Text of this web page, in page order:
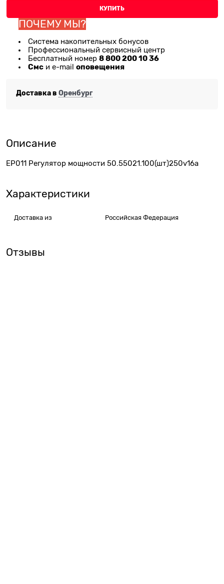
КУПИТЬ
ПОЧЕМУ МЫ?
Система накопительных бонусов
Профессиональный сервисный центр
Бесплатный номер 8 800 200 10 36
Смс и e-mail оповещения
Доставка в Оренбург
Описание
EP011 Регулятор мощности 50.55021.100(шт)250v16a
Характеристики
Доставка из Российская Федерация
Отзывы